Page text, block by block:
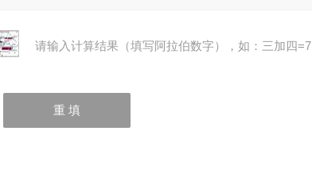
请输入计算结果（填写阿拉伯数字），如：三加四=7